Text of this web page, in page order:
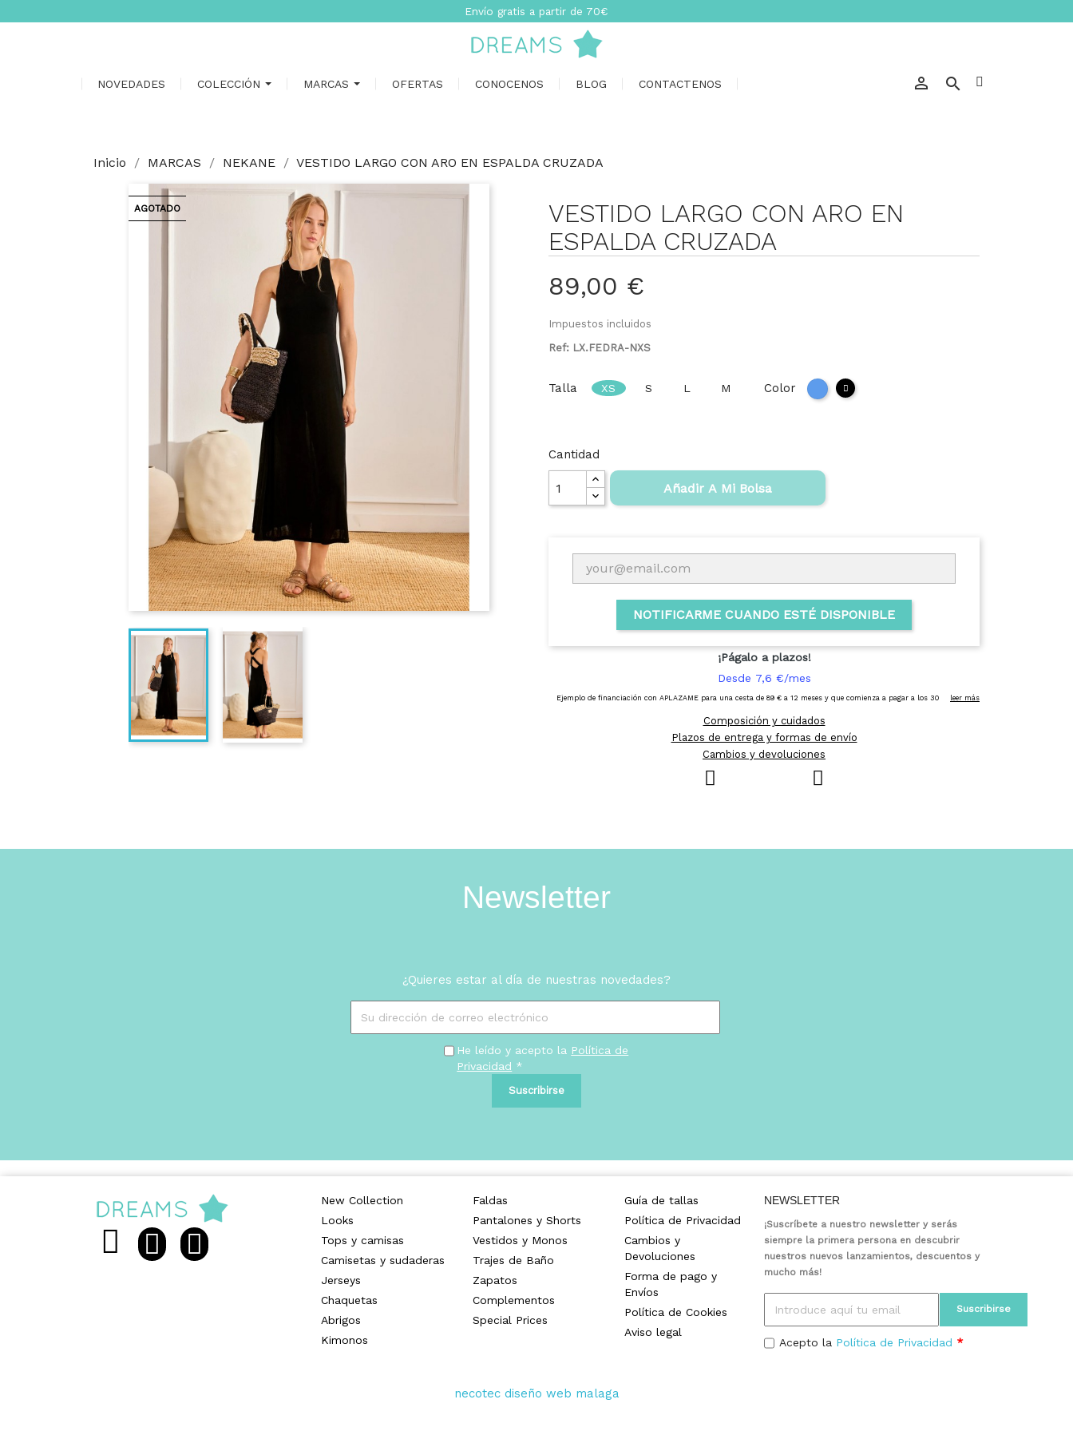
Envío gratis a partir de 70€
NOVEDADES COLECCIÓN MARCAS OFERTAS CONOCENOS BLOG CONTACTENOS  
Inicio MARCAS NEKANE VESTIDO LARGO CON ARO EN ESPALDA CRUZADA
AGOTADO
VESTIDO LARGO CON ARO EN
ESPALDA CRUZADA
89,00 €
Impuestos incluidos
Ref: LX.FEDRA-NXS
Talla XS S L M Color
Azul Negro
Cantidad
Añadir A Mi Bolsa
NOTIFICARME CUANDO ESTÉ DISPONIBLE
Composición y cuidados
Plazos de entrega y formas de envío
Cambios y devoluciones
Newsletter
¿Quieres estar al día de nuestras novedades?
He leído y acepto la Política de
Privacidad *
New Collection
Looks
Tops y camisas
Camisetas y sudaderas
Jerseys
Chaquetas
Abrigos
Kimonos
Faldas
Pantalones y Shorts
Vestidos y Monos
Trajes de Baño
Zapatos
Complementos
Special Prices
Guía de tallas
Política de Privacidad
Cambios y
Devoluciones
Forma de pago y
Envíos
Política de Cookies
Aviso legal
NEWSLETTER
¡Suscríbete a nuestro newsletter y serás
siempre la primera persona en descubrir
nuestros nuevos lanzamientos, descuentos y
mucho más!
Acepto la Política de Privacidad *
necotec diseño web malaga